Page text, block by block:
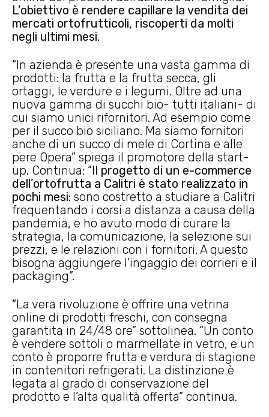
L’obiettivo è rendere capillare la vendita dei
mercati ortofrutticoli, riscoperti da molti
negli ultimi mesi.
“In azienda è presente una vasta gamma di
prodotti: la frutta e la frutta secca, gli
ortaggi, le verdure e i legumi. Oltre ad una
nuova gamma di succhi bio- tutti italiani- di
cui siamo unici rifornitori. Ad esempio come
per il succo bio siciliano. Ma siamo fornitori
anche di un succo di mele di Cortina e alle
pere Opera” spiega il promotore della start-
up. Continua: “Il progetto di un e-commerce
dell’ortofrutta a Calitri è stato realizzato in
pochi mesi: sono costretto a studiare a Calitri
frequentando i corsi a distanza a causa della
pandemia, e ho avuto modo di curare la
strategia, la comunicazione, la selezione sui
prezzi, e le relazioni con i fornitori. A questo
bisogna aggiungere l’ingaggio dei corrieri e il
packaging”.
“La vera rivoluzione è offrire una vetrina
online di prodotti freschi, con consegna
garantita in 24/48 ore” sottolinea. “Un conto
è vendere sottoli o marmellate in vetro, e un
conto è proporre frutta e verdura di stagione
in contenitori refrigerati. La distinzione è
legata al grado di conservazione del
prodotto e l’alta qualità offerta” continua.